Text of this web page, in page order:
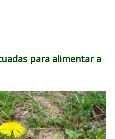
para alimentar a